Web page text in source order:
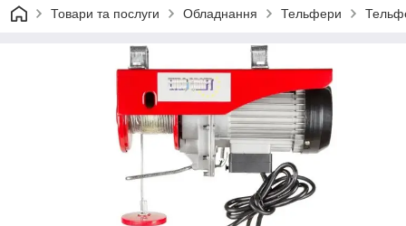
Товари та послуги Обладнання Тельфери